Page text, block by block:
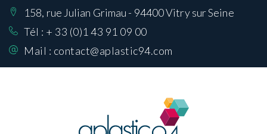
Nos Réalisations
sur mesure
Produits
158, rue Julian Grimau - 94400 Vitry sur Seine
Tél : + 33 (0)1 43 91 09 00
Mail : contact@aplastic94.com